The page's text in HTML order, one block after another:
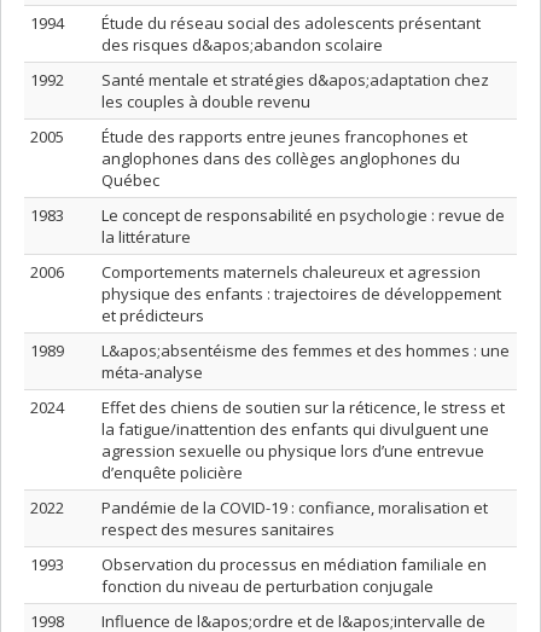
1994
Étude du réseau social des adolescents présentant
des risques d&apos;abandon scolaire
1992
Santé mentale et stratégies d&apos;adaptation chez
les couples à double revenu
2005
Étude des rapports entre jeunes francophones et
anglophones dans des collèges anglophones du
Québec
1983
Le concept de responsabilité en psychologie : revue de
la littérature
2006
Comportements maternels chaleureux et agression
physique des enfants : trajectoires de développement
et prédicteurs
1989
L&apos;absentéisme des femmes et des hommes : une
méta-analyse
2024
Effet des chiens de soutien sur la réticence, le stress et
la fatigue/inattention des enfants qui divulguent une
agression sexuelle ou physique lors d’une entrevue
d’enquête policière
2022
Pandémie de la COVID-19 : confiance, moralisation et
respect des mesures sanitaires
1993
Observation du processus en médiation familiale en
fonction du niveau de perturbation conjugale
1998
Influence de l&apos;ordre et de l&apos;intervalle de